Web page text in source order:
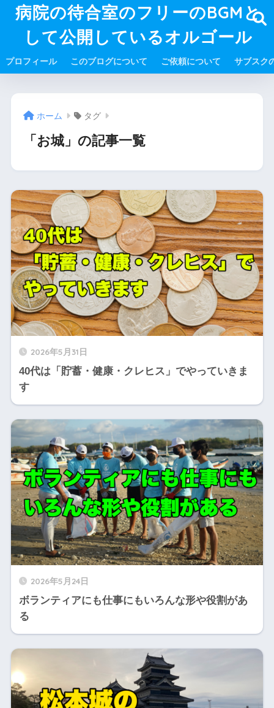
病院の待合室のフリーのBGMと
して公開しているオルゴール
プロフィール このブログについて ご依頼について サブスク
ホーム タグ
「お城」の記事一覧
2026年5月31日
40代は「貯蓄・健康・クレヒス」でやっていきま
す
2026年5月24日
ボランティアにも仕事にもいろんな形や役割があ
る